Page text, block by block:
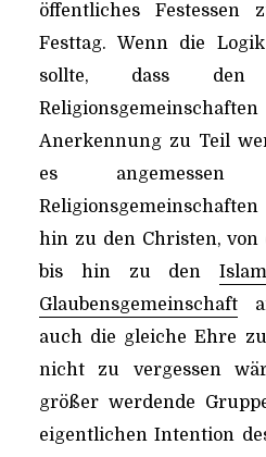
öffentliches Festessen
Festtag. Wenn die
sollte, dass den
Anerkennung zu Teil
es
hin zu den Christen, von
bis hin zu den
Glaubensgemeinschaft
auch die gleiche Ehre
nicht zu vergessen
größer werdende
eigentlichen Intention